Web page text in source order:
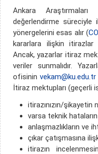
Ankara
değerlendirme süreciyle
yönergelerini esas alır (
kararlara ilişkin itirazlar
Ancak, yazarlar itiraz
veriler sunmalıdır.
ofisininvekam@ku.edu.tr
İtiraz mektupları (geçerli
itirazınızın/şikayetin
varsa teknik hataların
anlaşmazlıkların ve
çıkar çatışmasına
itirazın